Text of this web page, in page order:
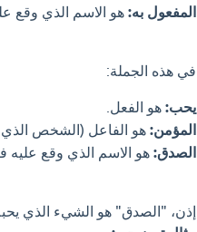
المفعول به: هو الاسم الذي وقع
في هذه الجملة:
يحب: هو الفعل.
المؤمن: هو الفاعل (الشخص الذي
الصدق: هو الاسم الذي وقع
إذن، "الصدق" هو الشيء الذي